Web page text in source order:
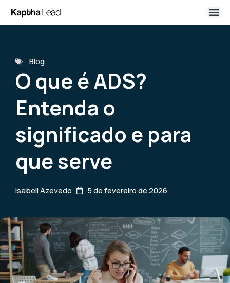
Blog
O que é ADS?
Entenda o
significado e para
que serve
Isabeli Azevedo 5 de fevereiro de 2026